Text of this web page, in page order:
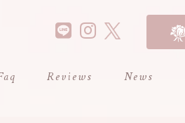
Reviews News